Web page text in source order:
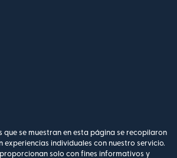
que se muestran en esta página se recopilaron
experiencias individuales con nuestro servicio.
proporcionan solo con fines informativos y